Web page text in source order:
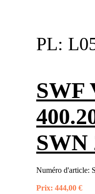
PL:
SWF
SWN
Numéro d'article:
Prix: 444,00 €